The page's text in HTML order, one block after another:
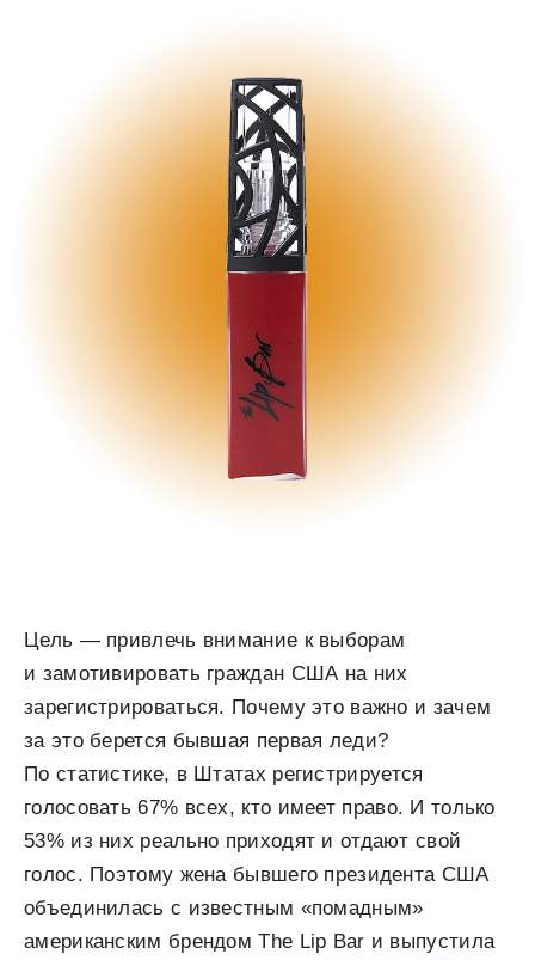
Цель — привлечь внимание к выборам
и замотивировать граждан США на них
зарегистрироваться. Почему это важно и зачем
за это берется бывшая первая леди?
По статистике, в Штатах регистрируется
голосовать 67% всех, кто имеет право. И только
53% из них реально приходят и отдают свой
голос. Поэтому жена бывшего президента США
объединилась с известным «помадным»
американским брендом The Lip Bar и выпустила